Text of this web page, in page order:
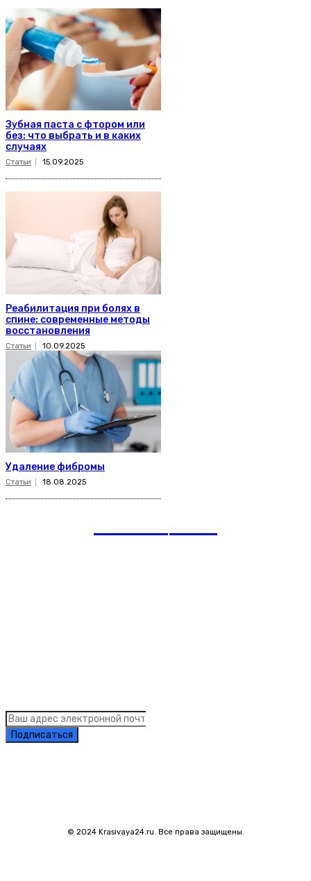
Зубная паста с фтором или
без: что выбрать и в каких
случаях
Статьи 15.09.2025
Реабилитация при болях в
спине: современные методы
восстановления
Статьи 10.09.2025
Удаление фибромы
Статьи 18.08.2025
Подписаться
© 2024 Krasivaya24.ru. Все права защищены.